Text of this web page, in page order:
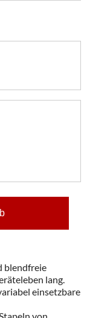
blendfreie
lang.
einsetzbare
von